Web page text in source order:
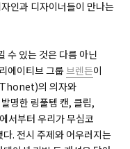
인과 디자이너들이 만나는
수 있는 것은 다름 아닌
에이티브 그룹브렌든이
의 의자와
명한 링풀텝 캔, 클립,
서부터 우리가 무심코
. 전시 주제와 어우러지는